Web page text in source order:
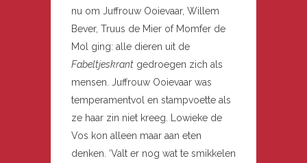
nu om Juffrouw Ooievaar, Willem
Bever, Truus de Mier of Momfer de
Mol ging: alle dieren uit de
Fabeltjeskrant gedroegen zich als
mensen. Juffrouw Ooievaar was
temperamentvol en stampvoette als
ze haar zin niet kreeg. Lowieke de
Vos kon alleen maar aan eten
denken. ‘Valt er nog wat te smikkelen